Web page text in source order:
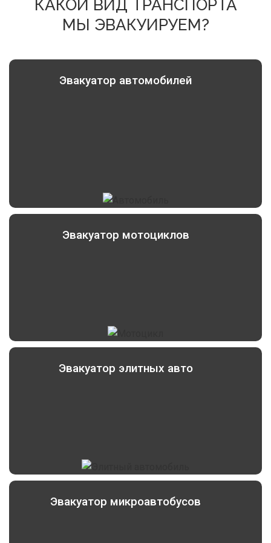
КАКОЙ ВИД ТРАНСПОРТА
МЫ ЭВАКУИРУЕМ?
Эвакуатор автомобилей
Эвакуатор мотоциклов
Эвакуатор элитных авто
Эвакуатор микроавтобусов